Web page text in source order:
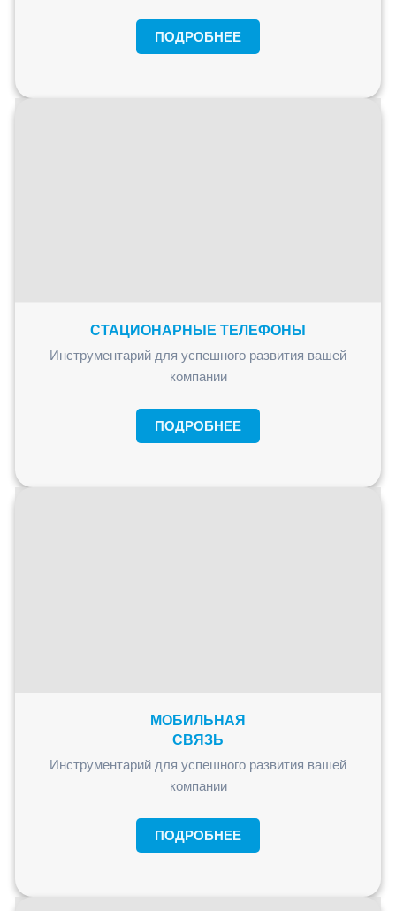
ПОДРОБНЕЕ
СТАЦИОНАРНЫЕ ТЕЛЕФОНЫ
Инструментарий для успешного развития вашей
компании
ПОДРОБНЕЕ
МОБИЛЬНАЯ
СВЯЗЬ
Инструментарий для успешного развития вашей
компании
ПОДРОБНЕЕ